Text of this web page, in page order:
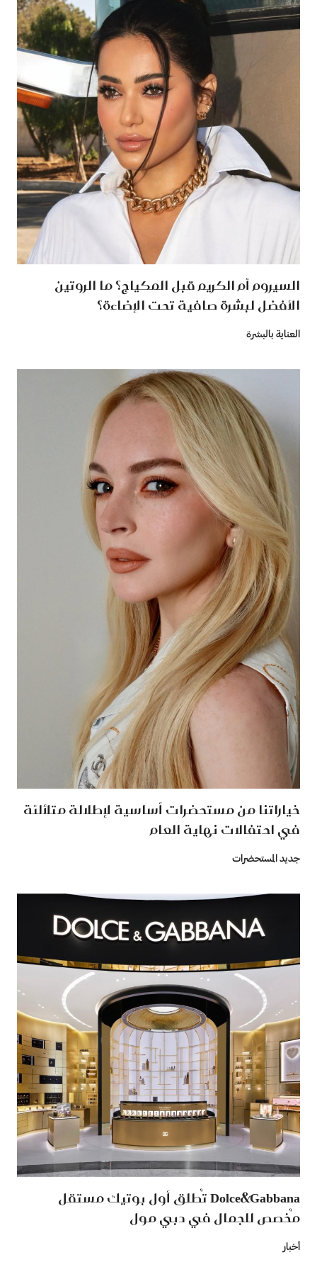
السيروم أم الكريم قبل المكياج؟ ما الروتين
الأفضل لبشرة صافية تحت الإضاءة؟
العناية بالبشرة
خياراتنا من مستحضرات أساسية لإطلالة متلألئة
في احتفالات نهاية العام
جديد المستحضرات
Dolce&Gabbana تُطلق أول بوتيك مستقل
مُخصص للجمال في دبي مول
أخبار